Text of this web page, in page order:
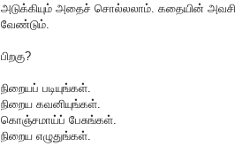
அடுக்கியும் அதைச் சொல்லலாம். கதையின்
வேண்டும்.
பிறகு?
நிறையப் படியுங்கள்.
நிறைய கவனியுங்கள்.
கொஞ்சமாய்ப் பேசுங்கள்.
நிறைய எழுதுங்கள்.